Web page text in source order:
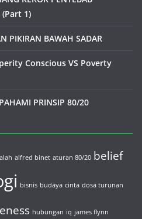
(Part 1)
PIKIRAN BAWAH SADAR
Conscious VS Poverty
PRINSIP 80/20
alfred binet aturan 80/20 belief
bisnis budaya cinta dosa turunan
hubungan iq james flynn